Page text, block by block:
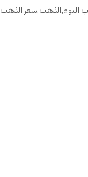
اليوم,الذهب,سعر الذهب